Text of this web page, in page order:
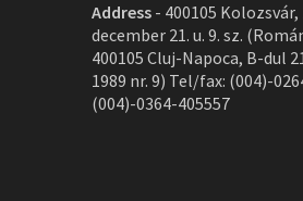
Address - 400105 Kolozsvár,
december 21. u. 9. sz.
400105 Cluj-Napoca, B-dul
1989 nr. 9) Tel/fax: (004)-
(004)-0364-405557